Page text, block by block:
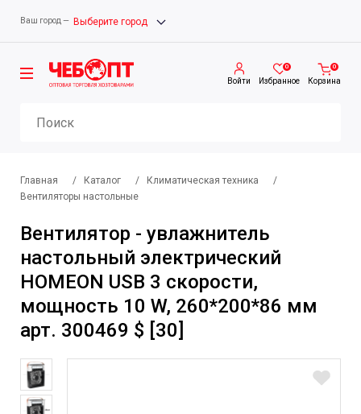
Ваш город — Выберите город
Войти
0
Избранное
0
Корзина
Главная / Каталог / Климатическая техника
/
Вентиляторы настольные
Вентилятор - увлажнитель
настольный электрический
HOMEON USB 3 скорости,
мощность 10 W, 260*200*86 мм
арт. 300469 $ [30]